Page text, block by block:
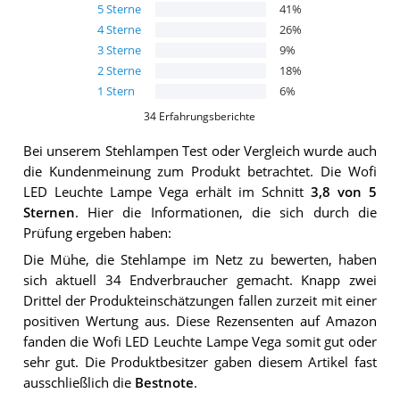
5Sterne 41%
4Sterne 26%
3Sterne 9%
2Sterne 18%
1 Stern 6%
34 Erfahrungsberichte
Bei unserem Stehlampen Test oder Vergleich wurde auch
die Kundenmeinung zum Produkt betrachtet. Die Wofi
LED Leuchte Lampe Vegaerhält im Schnitt 3,8 von 5
Sternen. Hier die Informationen, die sich durch die
Prüfung ergeben haben:
Die Mühe, die Stehlampe im Netz zu bewerten, haben
sich aktuell 34 Endverbraucher gemacht. Knapp zwei
Drittel der Produkteinschätzungen fallen zurzeit mit einer
positiven Wertung aus. Diese Rezensenten auf Amazon
fanden die Wofi LED Leuchte Lampe Vega somit gut oder
sehr gut. Die Produktbesitzer gaben diesem Artikel fast
ausschließlich die Bestnote.